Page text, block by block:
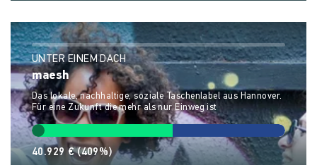
UNTER EINEM DACH
maesh
Das lokale, nachhaltige, soziale Taschenlabel aus Hannover.
Für eine Zukunft die mehr als nur Einweg ist
40.929 €(409%)